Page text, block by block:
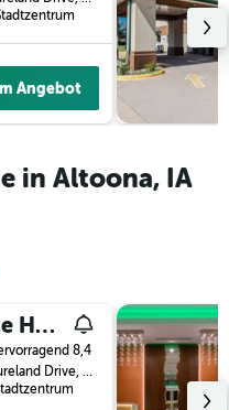
Angebot
in Altoona, IA
My Place Hotel-Altoona/Des Moines, Ia
8,4
2315 Adventureland Drive, Altoona, IA, USA